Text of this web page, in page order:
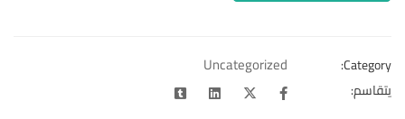
Category:
Uncategorized
يتقاسم: